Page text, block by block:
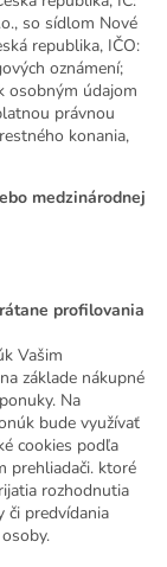
so sídlom Nové
republika, IČO:
oznámení;
osobným údajom
právnou
konania,
medzinárodnej
profilovania
Vašim
základe nákupné
Na
bude využívať
cookies podľa
prehliadači. ktoré
rozhodnutia
či predvídania